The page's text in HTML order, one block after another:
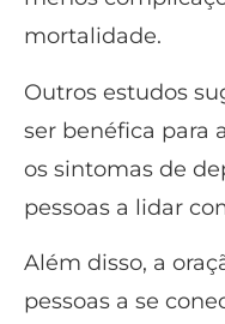
mortalidade.
Outros estudos
ser benéfica para
os sintomas de
pessoas a lidar
Além disso, a
pessoas a se